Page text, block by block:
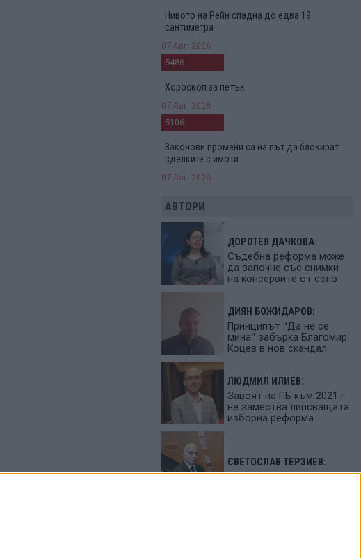
Нивото на Рейн спадна до едва 19
сантиметра
07 Авг. 2026
5486
Хороскоп за петък
07 Авг. 2026
5106
Законови промени са на път да блокират
сделките с имоти
07 Авг. 2026
АВТОРИ
ДОРОТЕЯ ДАЧКОВА:
Съдебна реформа може
да започне със снимки
на консервите от село
ДИЯН БОЖИДАРОВ:
Принципът "Да не се
мина" забърка Благомир
Коцев в нов скандал
ЛЮДМИЛ ИЛИЕВ:
Завоят на ПБ към 2021 г.
не замества липсващата
изборна реформа
СВЕТОСЛАВ ТЕРЗИЕВ:
България сама си избра